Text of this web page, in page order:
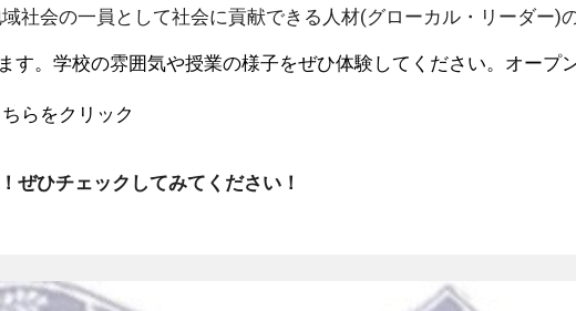
社会の一員として社会に貢献できる人材(グローカル・リーダー)
す。学校の雰囲気や授業の様子をぜひ体験してください。オープ
らをクリック
ひチェックしてみてください！